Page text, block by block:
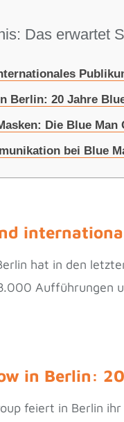
Das erwartet
Berlin: 20 Jahre
Die Blue Man
bei Blue
hat in den
Aufführungen
in Berlin:
feiert in Berlin